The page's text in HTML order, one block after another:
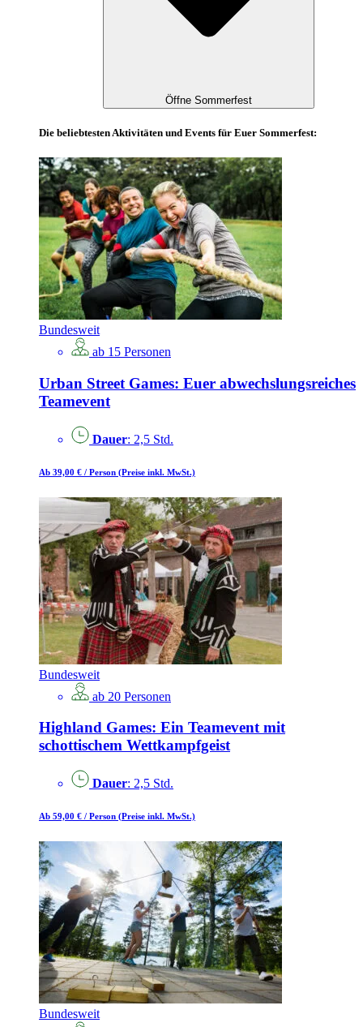
Öffne Sommerfest
Die beliebtesten Aktivitäten und Events für Euer Sommerfest:
Bundesweit
ab 15 Personen
Urban Street Games: Euer abwechslungsreiches
Teamevent
Dauer: 2,5 Std.
Ab 39,00 € / Person (Preise inkl. MwSt.)
Bundesweit
ab 20 Personen
Highland Games: Ein Teamevent mit
schottischem Wettkampfgeist
Dauer: 2,5 Std.
Ab 59,00 € / Person (Preise inkl. MwSt.)
Bundesweit